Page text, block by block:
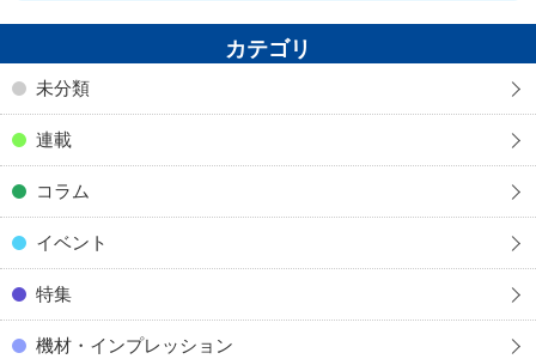
カテゴリ
未分類
連載
コラム
イベント
特集
機材・インプレッション